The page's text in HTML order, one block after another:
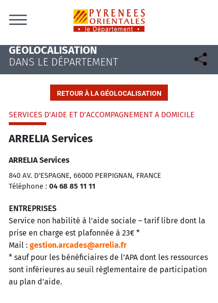
GÉOLOCALISATION
DANS LE DÉPARTEMENT
RETOUR À LA GÉOLOCALISATION
SERVICES D'AIDE ET D'ACCOMPAGNEMENT A DOMICILE
ARRELIA Services
ARRELIA Services
840 AV. D'ESPAGNE, 66000 PERPIGNAN, FRANCE
Téléphone : 04 68 85 11 11
ENTREPRISES
Service non habilité à l’aide sociale – tarif libre dont la
prise en charge est plafonnée à 23€ *
Mail : gestion.arcades@arrelia.fr
* sauf pour les bénéficiaires de l’APA dont les ressources
sont inférieures au seuil règlementaire de participation
au plan d’aide.